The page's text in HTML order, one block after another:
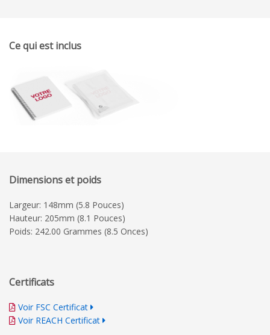
Ce qui est inclus
Dimensions et poids
Largeur: 148mm (5.8 Pouces)
Hauteur: 205mm (8.1 Pouces)
Poids: 242.00 Grammes (8.5 Onces)
Certificats
Voir FSC Certificat
Voir REACH Certificat